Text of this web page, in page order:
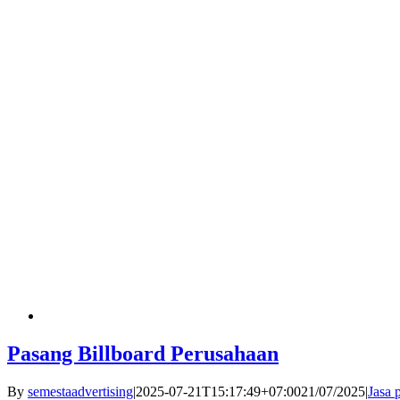
Pasang Billboard Perusahaan
By semestaadvertising|2025-07-21T15:17:49+07:0021/07/2025|Jasa